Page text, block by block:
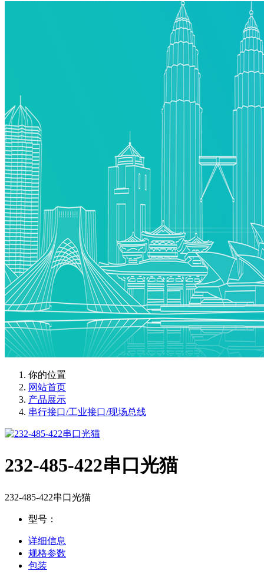
你的位置
网站首页
产品展示
串行接口/工业接口/现场总线
232-485-422串口光猫
232-485-422串口光猫
型号：
详细信息
规格参数
包装